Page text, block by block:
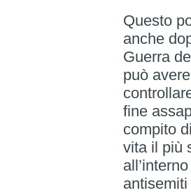
Questo
anche
Guerra
può
fine
compito
vita il più